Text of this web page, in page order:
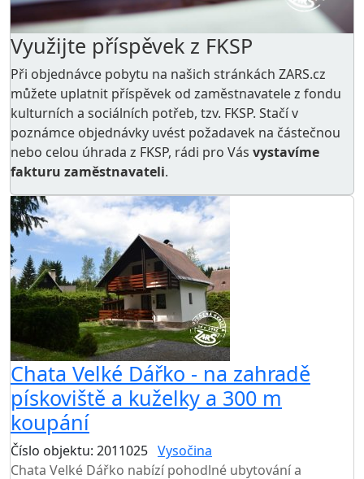
Využijte příspěvek z FKSP
Při objednávce pobytu na našich stránkách ZARS.cz
můžete uplatnit příspěvek od zaměstnavatele z fondu
kulturních a sociálních potřeb, tzv. FKSP. Stačí v
poznámce objednávky uvést požadavek na částečnou
nebo celou úhrada z FKSP, rádi pro Vás vystavíme
fakturu zaměstnavateli.
Chata Velké Dářko - na zahradě
pískoviště a kuželky a 300 m
koupání
Číslo objektu: 2011025 Vysočina
Chata Velké Dářko nabízí pohodlné ubytování a